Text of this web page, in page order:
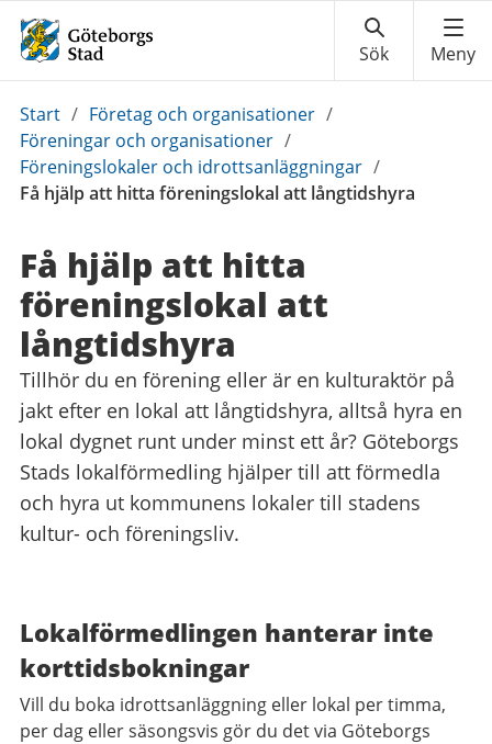
Du
är
här:
Start / Företag och organisationer /
Föreningar och organisationer /
Föreningslokaler och idrottsanläggningar /
Få hjälp att hitta föreningslokal att långtidshyra
Få hjälp att hitta
föreningslokal att
långtidshyra
Tillhör du en förening eller är en kulturaktör på
jakt efter en lokal att långtidshyra, alltså hyra en
lokal dygnet runt under minst ett år? Göteborgs
Stads lokalförmedling hjälper till att förmedla
och hyra ut kommunens lokaler till stadens
kultur- och föreningsliv.
Lokalförmedlingen hanterar inte
korttidsbokningar
Vill du boka idrottsanläggning eller lokal per timma,
per dag eller säsongsvis gör du det via Göteborgs